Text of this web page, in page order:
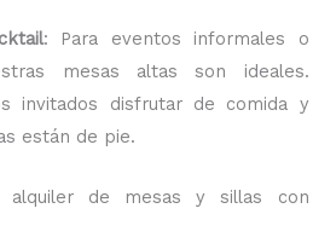
: Para eventos informales o
mesas altas son ideales.
invitados disfrutar de comida y
están de pie.
alquiler de mesas y sillas con